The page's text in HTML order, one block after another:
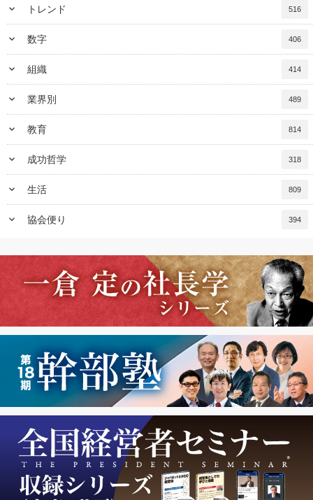
keyboard_arrow_down トレンド 516
keyboard_arrow_down 数字 406
keyboard_arrow_down 組織 414
keyboard_arrow_down 業界別 489
keyboard_arrow_down 教育 814
keyboard_arrow_down 成功哲学 318
keyboard_arrow_down 生活 809
keyboard_arrow_down 協会便り 394